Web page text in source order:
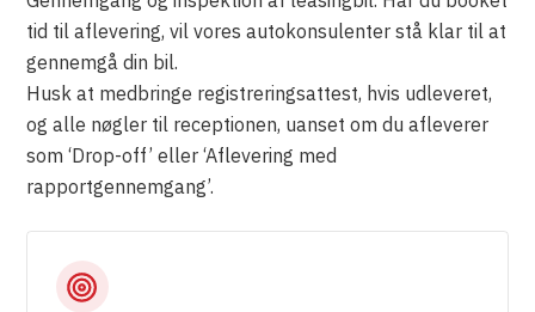
tid til aflevering, vil vores autokonsulenter stå klar til at
gennemgå din bil.
Husk at medbringe registreringsattest, hvis udleveret,
og alle nøgler til receptionen, uanset om du afleverer
som ‘Drop-off’ eller ‘Aflevering med
rapportgennemgang’.